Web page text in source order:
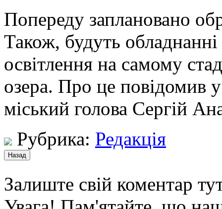
Попереду заплановано
Також, будуть
освітлення на самому
озера. Про це повідомив
міський голова Сергій
Рубрика: Редакція
Залиште свій коментар